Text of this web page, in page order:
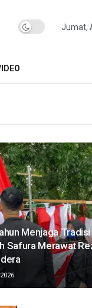
Jumat,
Menjaga
Safura Merawat